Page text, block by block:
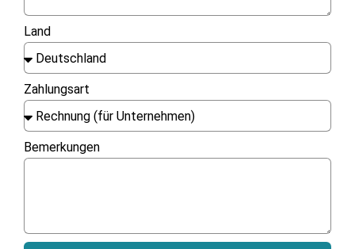
Land
Zahlungsart
Bemerkungen